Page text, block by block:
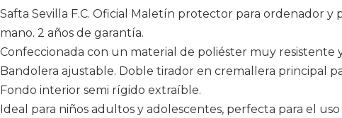
Safta Sevilla F.C. Oficial Maletín protector para ordenador y
mano. 2 años de garantía.
Confeccionada con un material de poliéster muy resistente
Bandolera ajustable. Doble tirador en cremallera principal
Fondo interior semi rígido extraíble.
Ideal para niños adultos y adolescentes, perfecta para el uso